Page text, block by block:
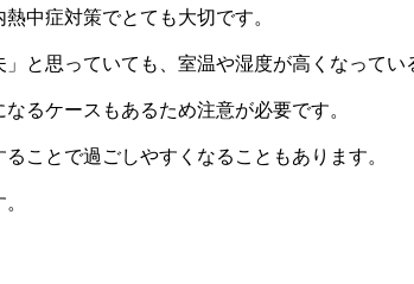
中症対策でとても大切です。
と思っていても、室温や湿度が高くなってい
るケースもあるため注意が必要です。
ことで過ごしやすくなることもあります。